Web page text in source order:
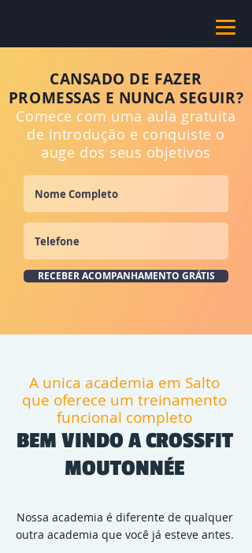
RECEBER ACOMPANHAMENTO GRÁTIS
CANSADO DE FAZER
PROMESSAS E NUNCA SEGUIR?
Comece com uma aula gratuita
de introdução e conquiste o
auge dos seus objetivos
A unica academia em Salto
que oferece um treinamento
funcional completo
BEM VINDO A CROSSFIT
MOUTONNÉE
Nossa academia é diferente de qualquer
outra academia que você já esteve antes.